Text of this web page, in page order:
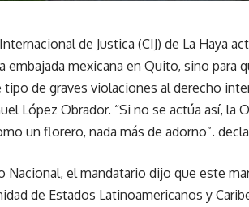
de Justica (CIJ) de La Haya
embajada mexicana en Quito, sino para
de graves violaciones al derecho
López Obrador. “Si no se actúa así, la
un florero, nada más de adorno”.
Nacional, el mandatario dijo que este
de Estados Latinoamericanos y